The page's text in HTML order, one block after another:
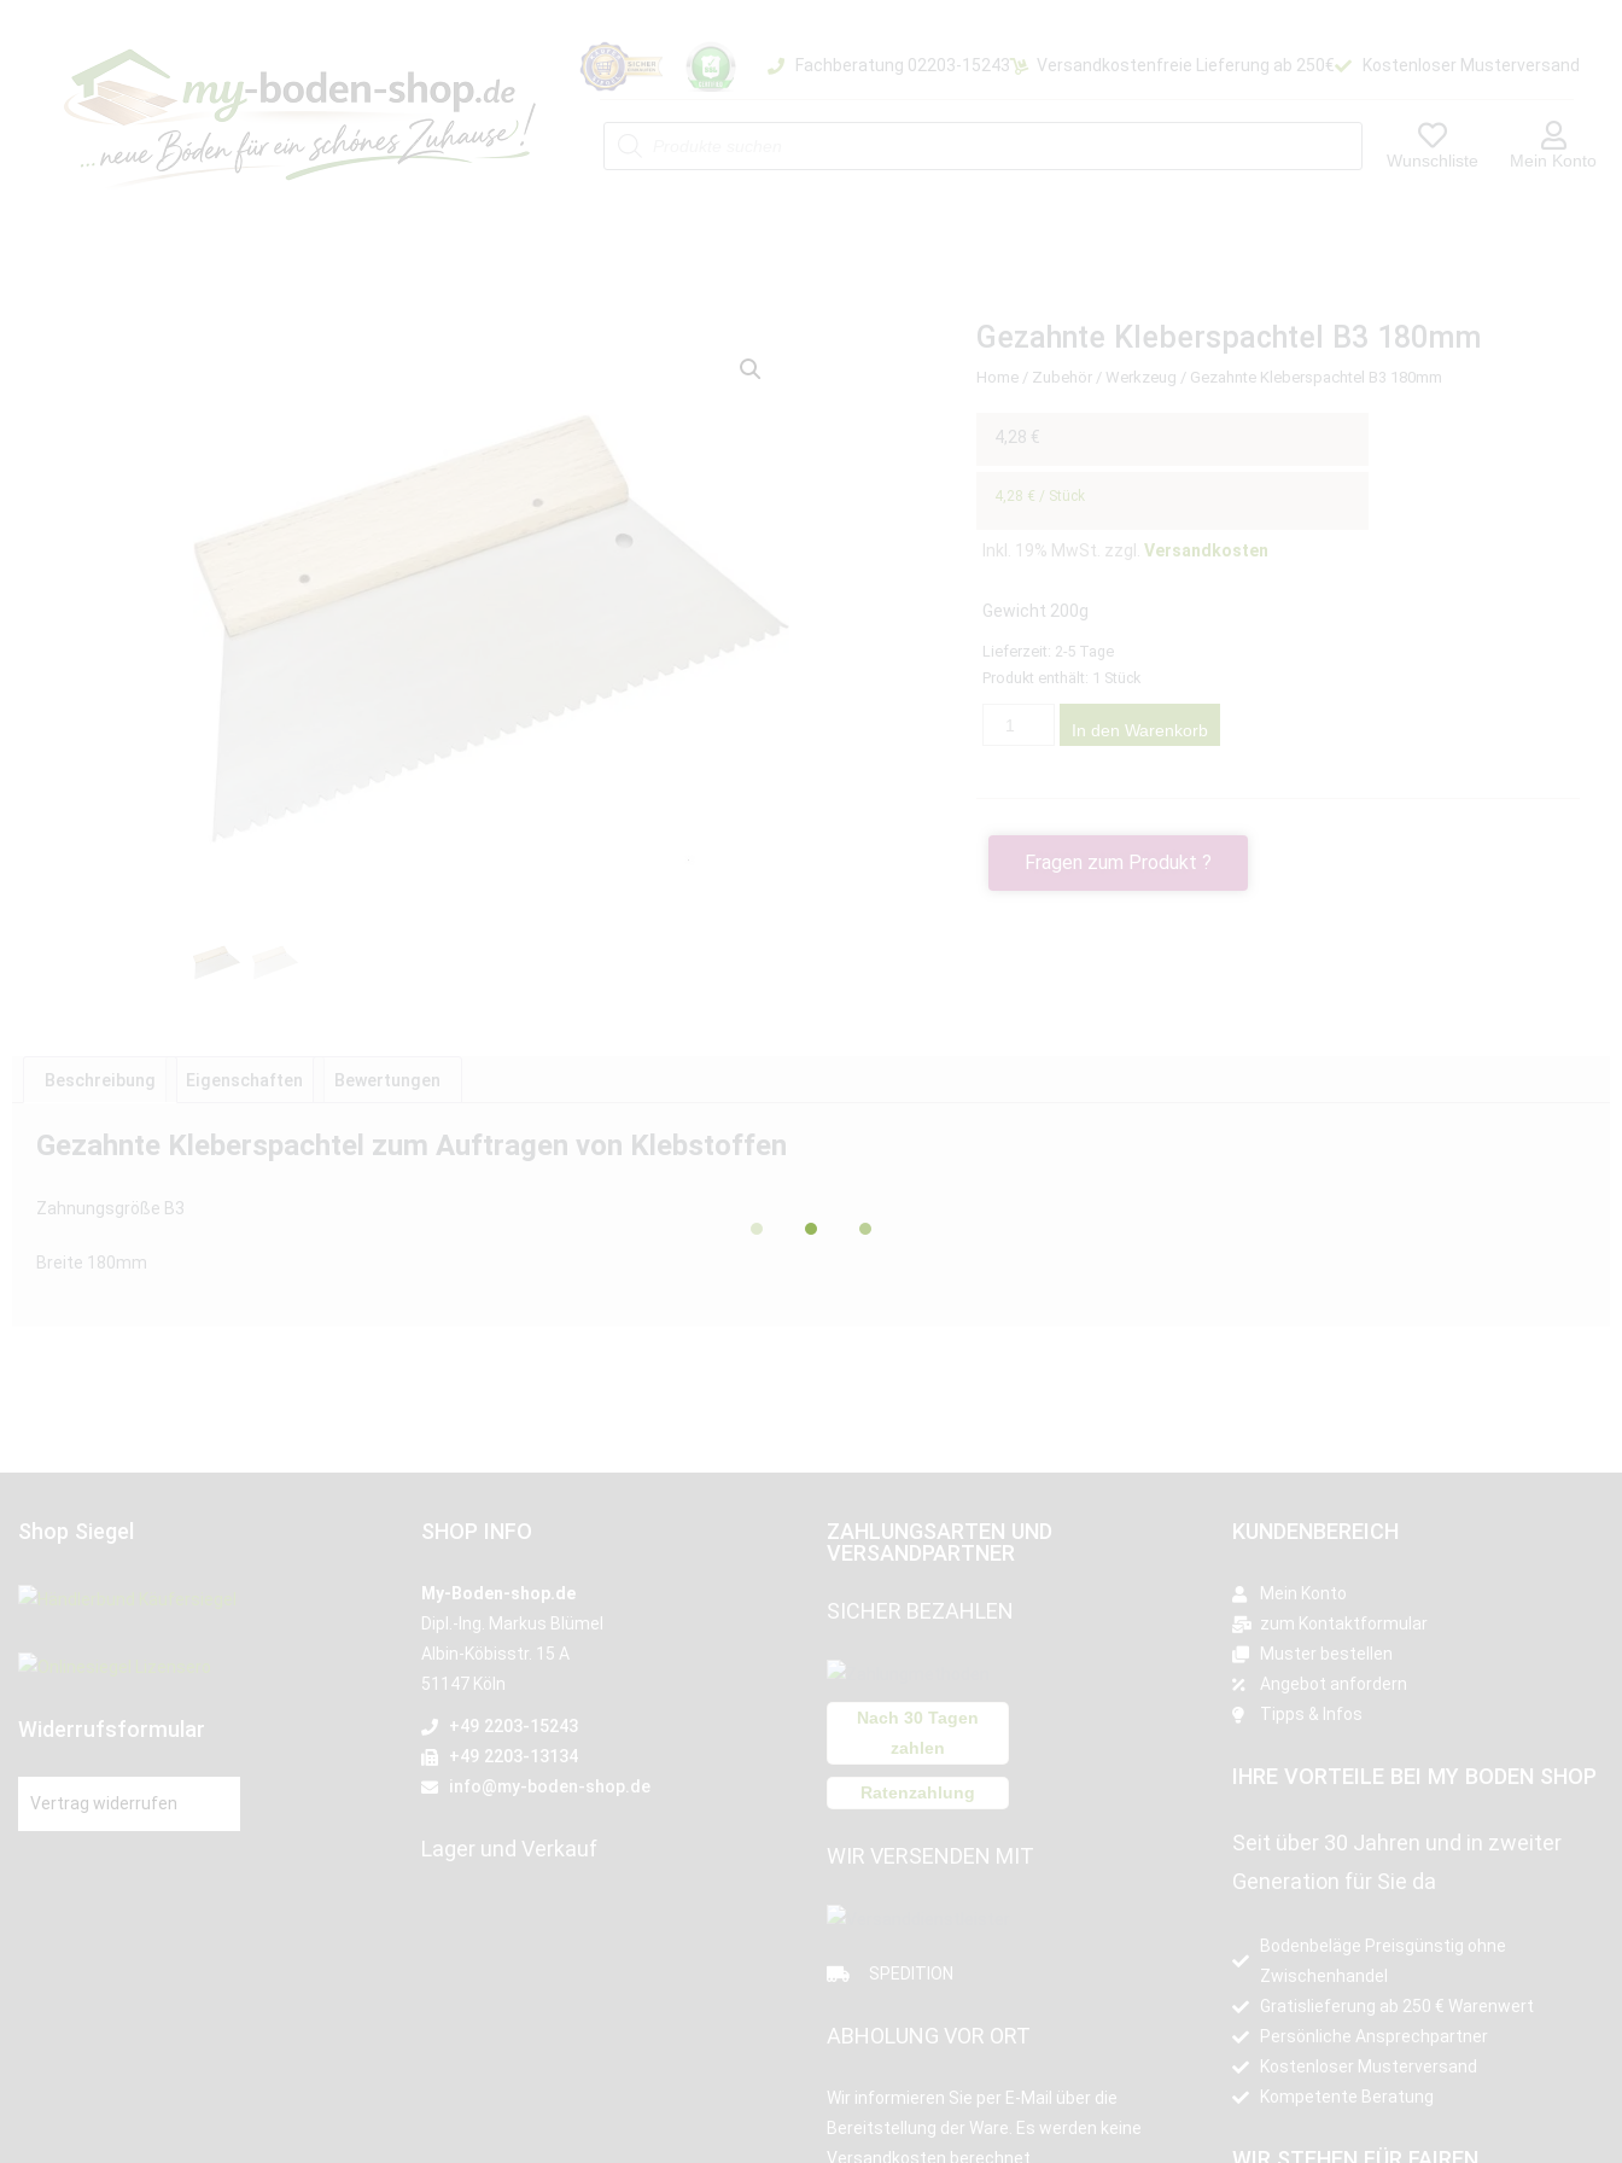
Fachberatung 02203-15243 Versandkostenfreie Lieferung ab 250€ Kostenloser Musterversand
Wunschliste Mein Konto
Gezahnte Kleberspachtel B3 180mm
Home / Zubehör / Werkzeug / Gezahnte Kleberspachtel B3 180mm
4,28 €
4,28 € / Stück
Inkl. 19% MwSt. zzgl.Versandkosten
Gewicht 200g
Lieferzeit: 2-5 Tage
Produkt enthält: 1 Stück
In den Warenkorb
Fragen zum Produkt ?
Beschreibung Eigenschaften Bewertungen
Gezahnte Kleberspachtel zum Auftragen von Klebstoffen
Zahnungsgröße B3
Breite 180mm
Shop Siegel
Widerrufsformular
Vertrag widerrufen
SHOP INFO
My-Boden-shop.de
Dipl.-Ing. Markus Blümel
Albin-Köbisstr. 15 A
51147 Köln
+49 2203-15243
+49 2203-13134
info@my-boden-shop.de
Lager und Verkauf
ZAHLUNGSARTEN UND
VERSANDPARTNER
SICHER BEZAHLEN
Nach 30 Tagen
zahlen
Ratenzahlung
WIR VERSENDEN MIT
SPEDITION
ABHOLUNG VOR ORT
Wir informieren Sie per E-Mail über die
Bereitstellung der Ware. Es werden keine
Versandkosten berechnet.
KUNDENBEREICH
Mein Konto
zum Kontaktformular
Muster bestellen
Angebot anfordern
Tipps & Infos
IHRE VORTEILE BEI MY BODEN SHOP
Seit über 30 Jahren und in zweiter
Generation für Sie da
Bodenbeläge Preisgünstig ohne
Zwischenhandel
Gratislieferung ab 250 € Warenwert
Persönliche Ansprechpartner
Kostenloser Musterversand
Kompetente Beratung